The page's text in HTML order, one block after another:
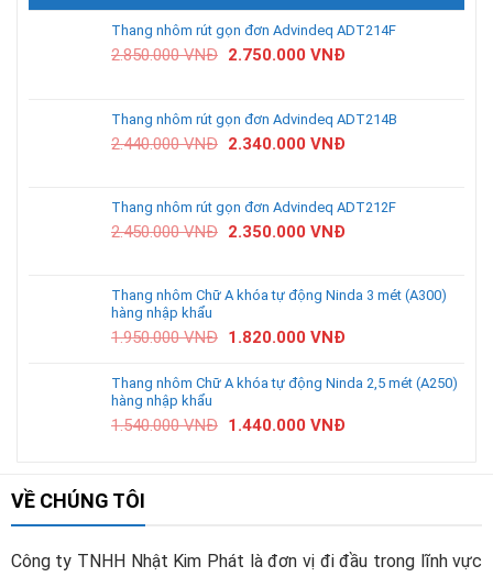
Thang nhôm rút gọn đơn Advindeq ADT214F
2.850.000VNĐ 2.750.000 VNĐ
Thang nhôm rút gọn đơn Advindeq ADT214B
2.440.000VNĐ 2.340.000 VNĐ
Thang nhôm rút gọn đơn Advindeq ADT212F
2.450.000VNĐ 2.350.000 VNĐ
Thang nhôm Chữ A khóa tự động Ninda 3 mét (A300)
hàng nhập khẩu
1.950.000VNĐ 1.820.000 VNĐ
Thang nhôm Chữ A khóa tự động Ninda 2,5 mét (A250)
hàng nhập khẩu
1.540.000VNĐ 1.440.000 VNĐ
VỀ CHÚNG TÔI
Công ty TNHH Nhật Kim Phát là đơn vị đi đầu trong lĩnh vực